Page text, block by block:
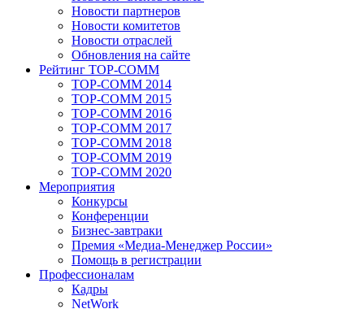
Новости партнеров
Новости комитетов
Новости отраслей
Обновления на сайте
Рейтинг TOP-COMM
TOP-COMM 2014
TOP-COMM 2015
TOP-COMM 2016
TOP-COMM 2017
TOP-COMM 2018
TOP-COMM 2019
TOP-COMM 2020
Мероприятия
Конкурсы
Конференции
Бизнес-завтраки
Премия «Медиа-Менеджер России»
Помощь в регистрации
Профессионалам
Кадры
NetWork